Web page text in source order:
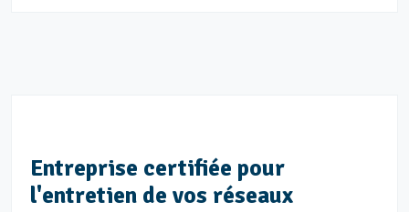
Entreprise certifiée pour
l'entretien de vos réseaux